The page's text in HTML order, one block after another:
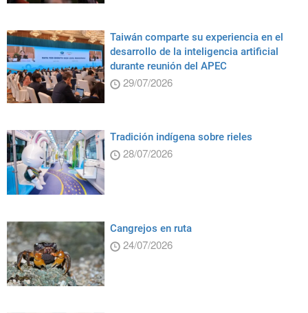
Taiwán comparte su experiencia en el
desarrollo de la inteligencia artificial
durante reunión del APEC
29/07/2026
Tradición indígena sobre rieles
28/07/2026
Cangrejos en ruta
24/07/2026